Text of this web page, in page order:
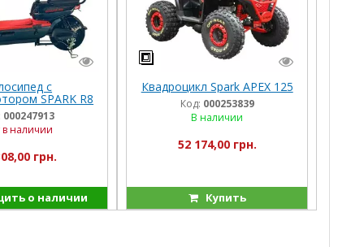
с
SPARK R8
20Ah LiFePO4
000247913
в наличии
грн.
о наличии
Квадроцикл Spark APEX 125
Код: 000253839
В наличии
52 174,00 грн.
Купить